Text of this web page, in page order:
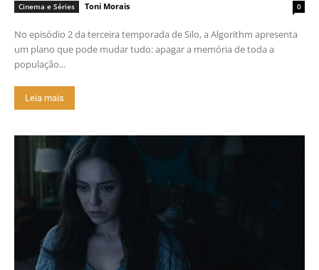
Cinema e Séries Toni Morais 0
No episódio 2 da terceira temporada de Silo, a Algorithm apresenta
um plano que pode mudar tudo: apagar a memória de toda a
população...
Leia mais